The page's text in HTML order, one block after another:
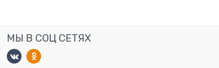
МЫ В СОЦ СЕТЯХ